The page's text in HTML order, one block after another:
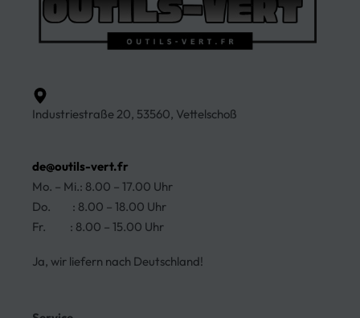
Industriestraße 20, 53560, Vettelschoß
de@outils-vert.fr
Mo. – Mi.: 8.00 – 17.00 Uhr
Do. : 8.00 – 18.00 Uhr
Fr. : 8.00 – 15.00 Uhr
Ja, wir liefern nach Deutschland!